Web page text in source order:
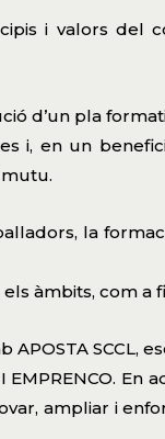
i valors del
d’un pla
i, en un
la
àmbits, com a
SCCL,
En
ampliar i